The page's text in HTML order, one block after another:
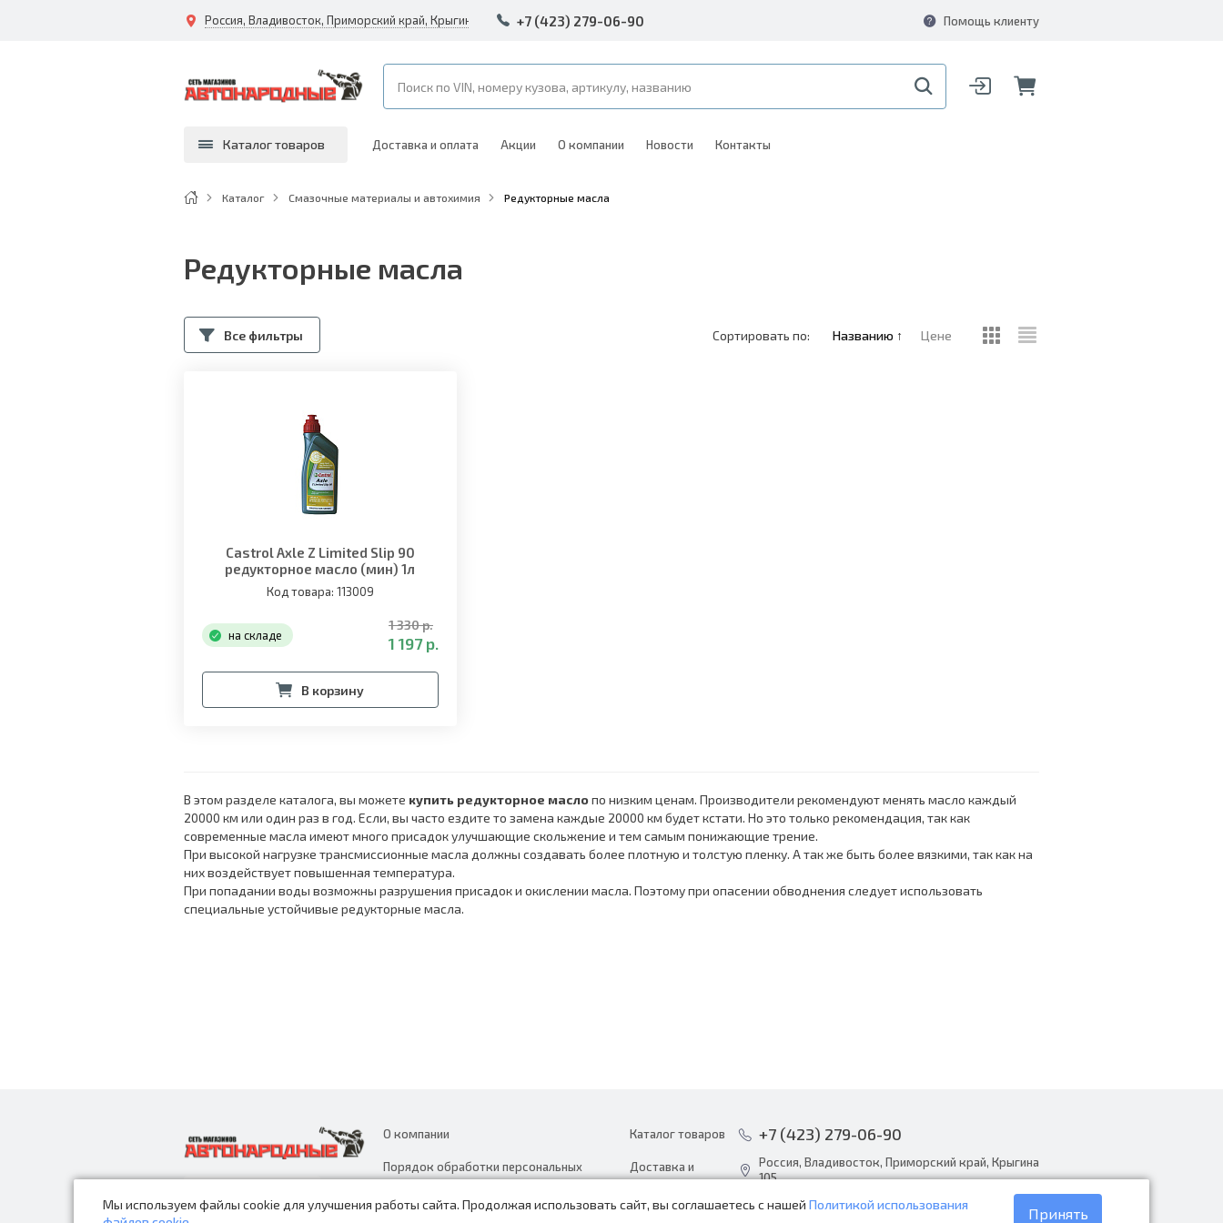
Мы используем файлы cookie для улучшения работы сайта. Продолжая использовать сайт, вы соглашаетесь с нашей Политикой использования
Принять
Россия, Владивосток, Приморский край, Крыгина 105 +7 (423) 279-06-90 Помощь клиенту
Каталог товаров Доставка и оплата Акции О компании Новости Контакты
Каталог Смазочные материалы и автохимия Редукторные масла
Редукторные масла
Все фильтры Сортировать по: Названию ↑ Цене
Castrol Axle Z Limited Slip 90
редукторное масло (мин) 1л
Код товара: 113009
на складе
1 330 р.
1 197 р.
В корзину
В этом разделе каталога, вы можете купить редукторное маслопо низким ценам. Производители рекомендуют менять масло каждый
20000 км или один раз в год. Если, вы часто ездите то замена каждые 20000 км будет кстати. Но это только рекомендация, так как
современные масла имеют много присадок улучшающие скольжение и тем самым понижающие трение.
При высокой нагрузке трансмиссионные масла должны создавать более плотную и толстую пленку. А так же быть более вязкими, так как на
них воздействует повышенная температура.
При попадании воды возможны разрушения присадок и окислении масла. Поэтому при опасении обводнения следует использовать
специальные устойчивые редукторные масла.
О компании
Порядок обработки персональных
данных
Каталог товаров
Доставка и
оплата
Акции
+7 (423) 279-06-90
Россия, Владивосток, Приморский край, Крыгина
105
info@avtonarodnye.ru